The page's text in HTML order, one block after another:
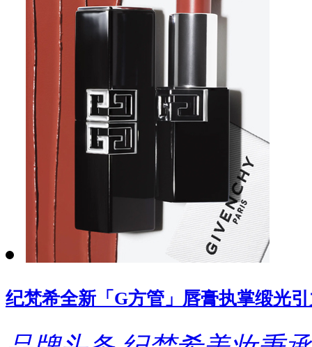
纪梵希全新「G方管」唇膏执掌缎光